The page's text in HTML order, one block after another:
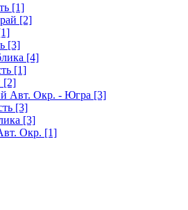
[1]
[2]
[3]
[4]
[1]
[2]
Авт. Окр. - Югра [3]
[3]
[3]
Окр. [1]